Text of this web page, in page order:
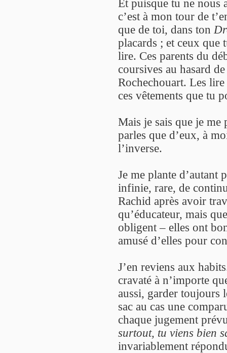
Et puisque tu ne nous
c’est à mon tour de
que de toi, dans ton
placards ; et ceux que
lire. Ces parents du
coursives au hasard
Rochechouart. Les
ces vêtements que tu
Mais je sais que je me
parles que d’eux, à
l’inverse.
Je me plante d’autant
infinie, rare, de
Rachid après avoir
qu’éducateur, mais
obligent – elles ont
amusé d’elles pour
J’en reviens aux
cravaté à n’importe
aussi, garder toujours
sac au cas une
chaque jugement
surtout, tu viens bien
invariablement